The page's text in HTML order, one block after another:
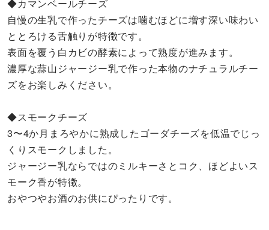
◆カマンベールチーズ
自慢の生乳で作ったチーズは噛むほどに増す深い味わい
ととろける舌触りが特徴です。
表面を覆う白カビの酵素によって熟度が進みます。
濃厚な蒜山ジャージー乳で作った本物のナチュラルチー
ズをお楽しみください。
◆スモークチーズ
3〜4か月まろやかに熟成したゴーダチーズを低温でじっ
くりスモークしました。
ジャージー乳ならではのミルキーさとコク、ほどよいス
モーク香が特徴。
おやつやお酒のお供にぴったりです。